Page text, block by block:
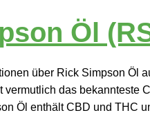
Öl
über Rick Simpson Öl
vermutlich das bekannteste
Öl enthält CBD und THC